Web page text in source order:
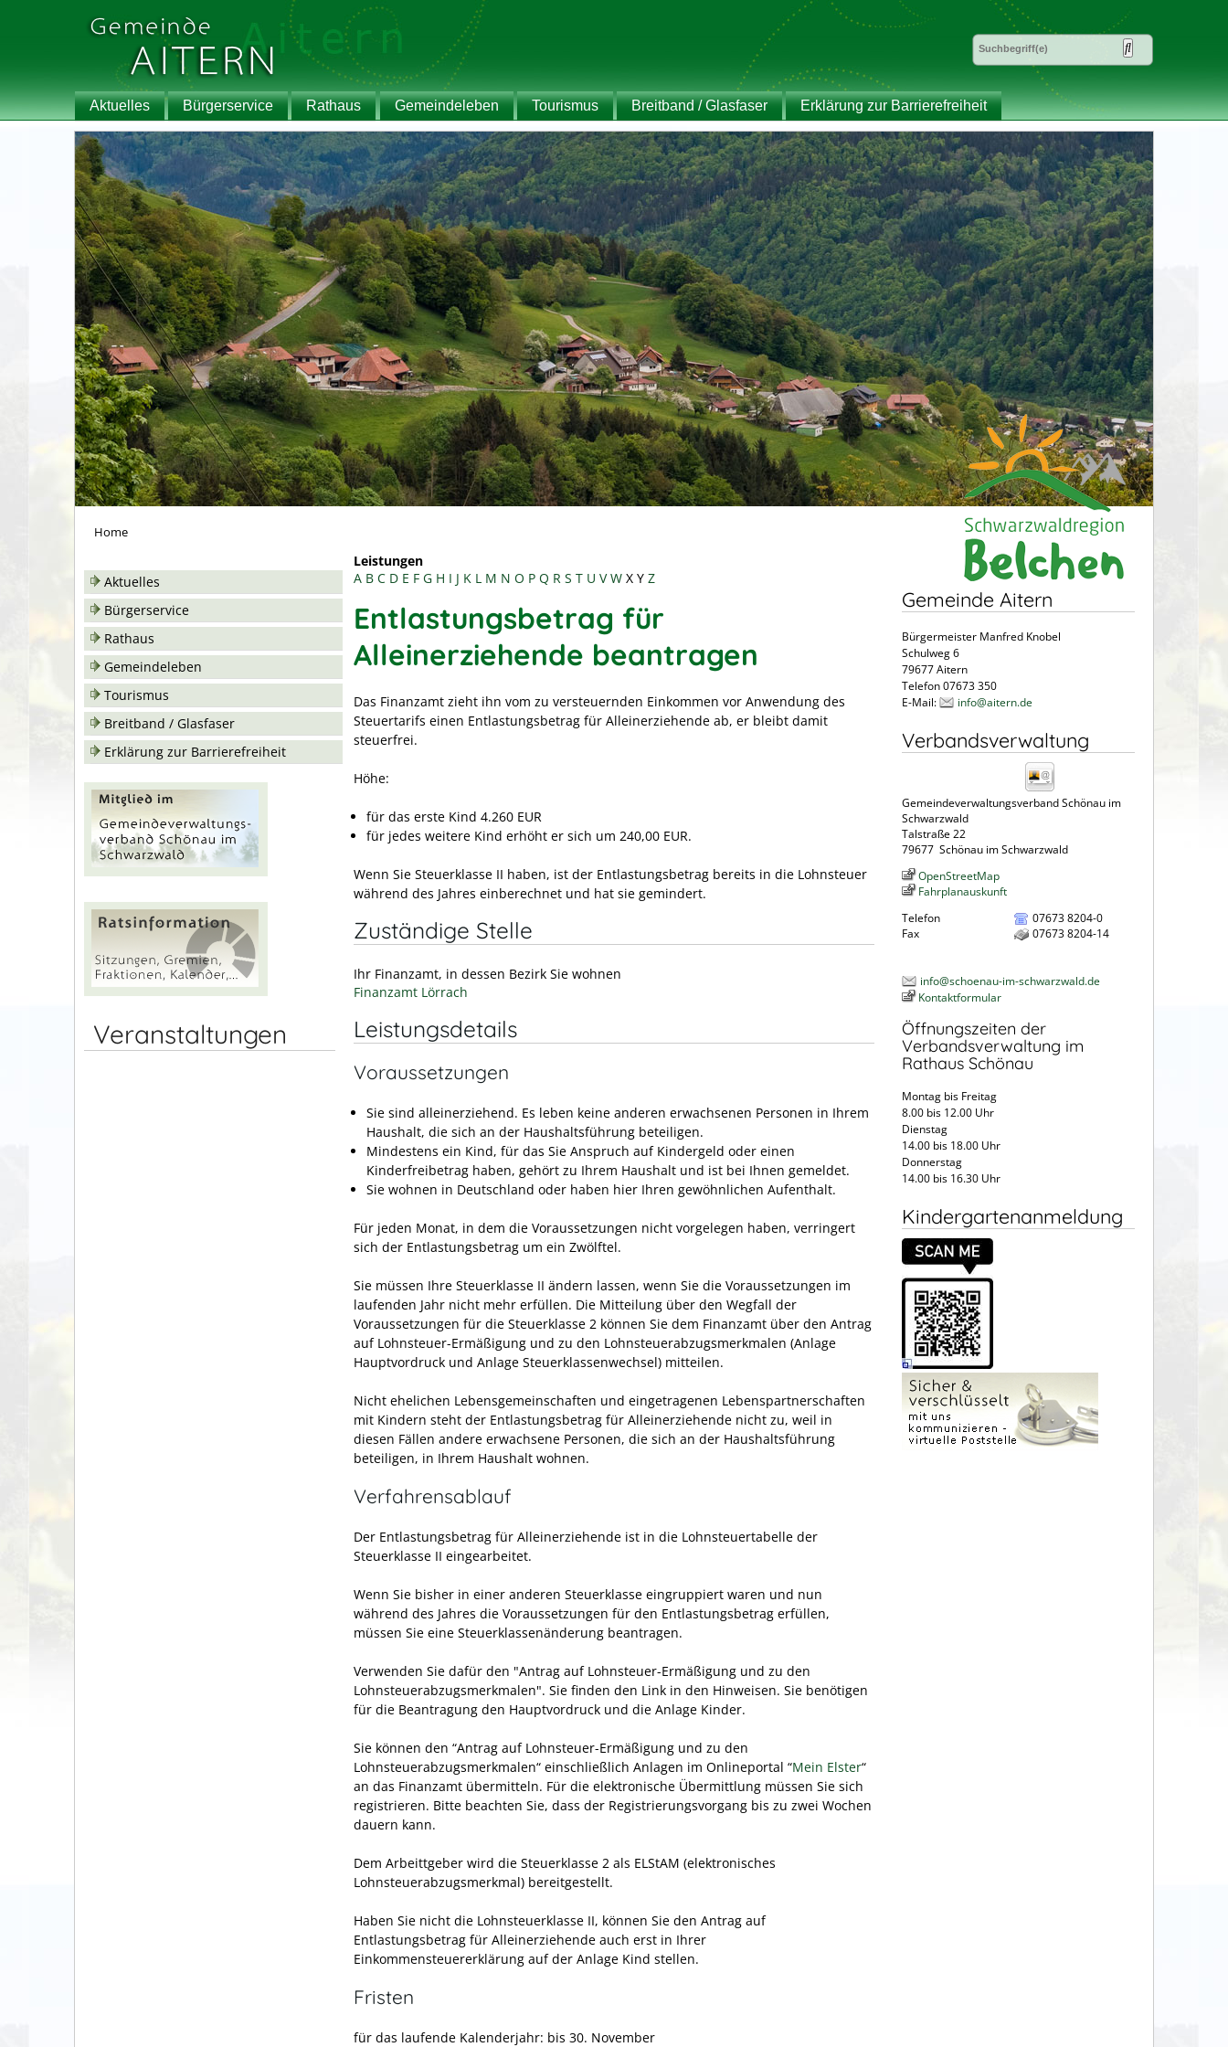
Aktuelles Bürgerservice Rathaus Gemeindeleben Tourismus Breitband / Glasfaser Erklärung zur Barrierefreiheit
Home
Aktuelles
Bürgerservice
Rathaus
Gemeindeleben
Tourismus
Breitband / Glasfaser
Erklärung zur Barrierefreiheit
Veranstaltungen
Leistungen
A B C D E F G H I J K L M N O P Q R S T U V W X Y Z
Entlastungsbetrag für
Alleinerziehende beantragen
Das Finanzamt zieht ihn vom zu versteuernden Einkommen vor Anwendung des
Steuertarifs einen Entlastungsbetrag für Alleinerziehende ab, er bleibt damit
steuerfrei.
Höhe:
für das erste Kind 4.260 EUR
für jedes weitere Kind erhöht er sich um 240,00 EUR.
Wenn Sie Steuerklasse II haben, ist der Entlastungsbetrag bereits in die Lohnsteuer
während des Jahres einberechnet und hat sie gemindert.
Zuständige Stelle
Ihr Finanzamt, in dessen Bezirk Sie wohnen
Finanzamt Lörrach
Leistungsdetails
Voraussetzungen
Sie sind alleinerziehend. Es leben keine anderen erwachsenen Personen in Ihrem
Haushalt, die sich an der Haushaltsführung beteiligen.
Mindestens ein Kind, für das Sie Anspruch auf Kindergeld oder einen
Kinderfreibetrag haben, gehört zu Ihrem Haushalt und ist bei Ihnen gemeldet.
Sie wohnen in Deutschland oder haben hier Ihren gewöhnlichen Aufenthalt.
Für jeden Monat, in dem die Voraussetzungen nicht vorgelegen haben, verringert
sich der Entlastungsbetrag um ein Zwölftel.
Sie müssen Ihre Steuerklasse II ändern lassen, wenn Sie die Voraussetzungen im
laufenden Jahr nicht mehr erfüllen. Die Mitteilung über den Wegfall der
Voraussetzungen für die Steuerklasse 2 können Sie dem Finanzamt über den Antrag
auf Lohnsteuer-Ermäßigung und zu den Lohnsteuerabzugsmerkmalen (Anlage
Hauptvordruck und Anlage Steuerklassenwechsel) mitteilen.
Nicht ehelichen Lebensgemeinschaften und eingetragenen Lebenspartnerschaften
mit Kindern steht der Entlastungsbetrag für Alleinerziehende nicht zu, weil in
diesen Fällen andere erwachsene Personen, die sich an der Haushaltsführung
beteiligen, in Ihrem Haushalt wohnen.
Verfahrensablauf
Der Entlastungsbetrag für Alleinerziehende ist in die Lohnsteuertabelle der
Steuerklasse II eingearbeitet.
Wenn Sie bisher in einer anderen Steuerklasse eingruppiert waren und nun
während des Jahres die Voraussetzungen für den Entlastungsbetrag erfüllen,
müssen Sie eine Steuerklassenänderung beantragen.
Verwenden Sie dafür den "Antrag auf Lohnsteuer-Ermäßigung und zu den
Lohnsteuerabzugsmerkmalen". Sie finden den Link in den Hinweisen. Sie benötigen
für die Beantragung den Hauptvordruck und die Anlage Kinder.
Sie können den “Antrag auf Lohnsteuer-Ermäßigung und zu den
Lohnsteuerabzugsmerkmalen“ einschließlich Anlagen im Onlineportal “Mein Elster“
an das Finanzamt übermitteln. Für die elektronische Übermittlung müssen Sie sich
registrieren. Bitte beachten Sie, dass der Registrierungsvorgang bis zu zwei Wochen
dauern kann.
Dem Arbeittgeber wird die Steuerklasse 2 als ELStAM (elektronisches
Lohnsteuerabzugsmerkmal) bereitgestellt.
Haben Sie nicht die Lohnsteuerklasse II, können Sie den Antrag auf
Entlastungsbetrag für Alleinerziehende auch erst in Ihrer
Einkommensteuererklärung auf der Anlage Kind stellen.
Fristen
für das laufende Kalenderjahr: bis 30. November
Gemeinde Aitern
Bürgermeister Manfred Knobel
Schulweg 6
79677 Aitern
Telefon 07673 350
E-Mail:
info@aitern.de
Verbandsverwaltung
Gemeindeverwaltungsverband Schönau im
Schwarzwald
Talstraße 22
79677 Schönau im Schwarzwald
OpenStreetMap
Fahrplanauskunft
Telefon
07673 8204-0
Fax
07673 8204-14
info@schoenau-im-schwarzwald.de
Kontaktformular
Öffnungszeiten der
Verbandsverwaltung im
Rathaus Schönau
Montag bis Freitag
8.00 bis 12.00 Uhr
Dienstag
14.00 bis 18.00 Uhr
Donnerstag
14.00 bis 16.30 Uhr
Kindergartenanmeldung